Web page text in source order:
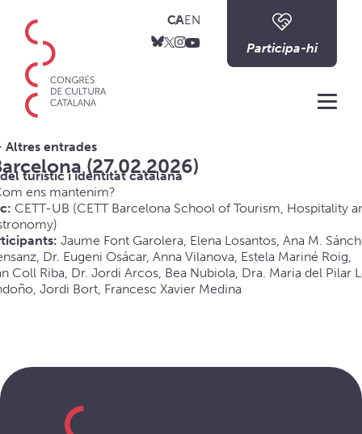
CAEN
Participa-hi
entrades
(27.02.2026)
turístic i identitat catalana
ens mantenim?
CETT-UB (CETT Barcelona School of Tourism, Hospitality
Jaume Font Garolera, Elena Losantos, Ana M.
Dr. Eugeni Osácar, Anna Vilanova, Estela Mariné Roig,
Coll Riba, Dr. Jordi Arcos, Bea Nubiola, Dra. Maria del Pilar
Jordi Bort, Francesc Xavier Medina